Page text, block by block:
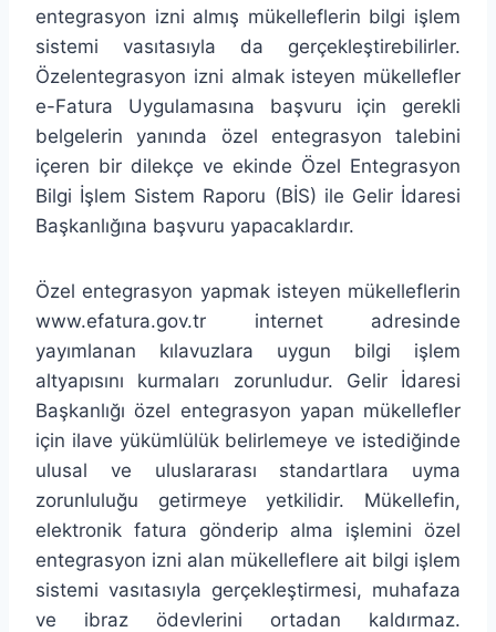
entegrasyon izni almış mükelleflerin bilgi işlem
sistemi vasıtasıyla da gerçekleştirebilirler.
Özelentegrasyon izni almak isteyen mükellefler
e-Fatura Uygulamasına başvuru için gerekli
belgelerin yanında özel entegrasyon talebini
içeren bir dilekçe ve ekinde Özel Entegrasyon
Bilgi İşlem Sistem Raporu (BİS) ile Gelir İdaresi
Başkanlığına başvuru yapacaklardır.
Özel entegrasyon yapmak isteyen mükelleflerin
www.efatura.gov.tr internet adresinde
yayımlanan kılavuzlara uygun bilgi işlem
altyapısını kurmaları zorunludur. Gelir İdaresi
Başkanlığı özel entegrasyon yapan mükellefler
için ilave yükümlülük belirlemeye ve istediğinde
ulusal ve uluslararası standartlara uyma
zorunluluğu getirmeye yetkilidir. Mükellefin,
elektronik fatura gönderip alma işlemini özel
entegrasyon izni alan mükelleflere ait bilgi işlem
sistemi vasıtasıyla gerçekleştirmesi, muhafaza
ve ibraz ödevlerini ortadan kaldırmaz.